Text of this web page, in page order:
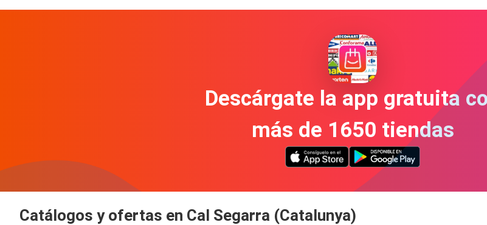
Descárgate la app gratuita
más de 1650 tiendas
Catálogos y ofertas en Cal Segarra (Catalunya)